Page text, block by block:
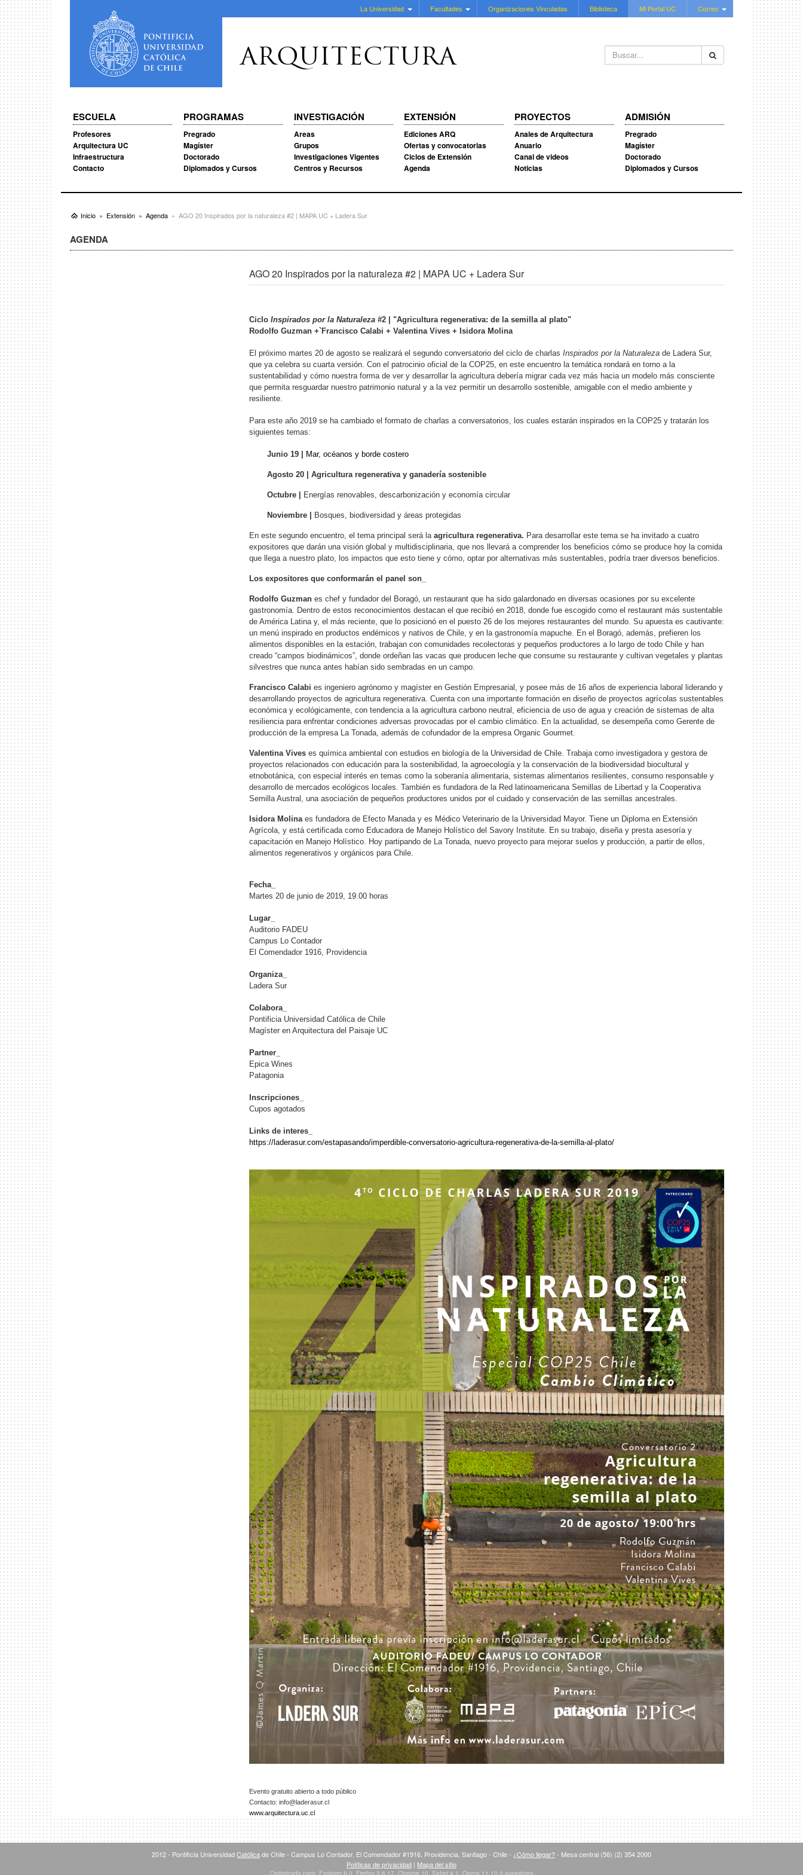
La Universidad Facultades Organizaciones Vinculadas Biblioteca Mi Portal UC Correo
Buscar...
ARQUITECTURA
ESCUELA
Profesores
Arquitectura UC
Infraestructura
Contacto
PROGRAMAS
Pregrado
Magíster
Doctorado
Diplomados y Cursos
INVESTIGACIÓN
Areas
Grupos
Investigaciones Vigentes
Centros y Recursos
EXTENSIÓN
Ediciones ARQ
Ofertas y convocatorias
Ciclos de Extensión
Agenda
PROYECTOS
Anales de Arquitectura
Anuario
Canal de videos
Noticias
ADMISIÓN
Pregrado
Magíster
Doctorado
Diplomados y Cursos
Inicio Extensión Agenda AGO 20 Inspirados por la naturaleza #2 | MAPA UC + Ladera Sur
AGENDA
AGO 20 Inspirados por la naturaleza #2 | MAPA UC + Ladera Sur
Ciclo Inspirados por la Naturaleza #2 | "Agricultura regenerativa: de la semilla al plato"
Rodolfo Guzman +`Francisco Calabi + Valentina Vives + Isidora Molina
El próximo martes 20 de agosto se realizará el segundo conversatorio del ciclo de charlas Inspirados por la Naturaleza de Ladera Sur,
que ya celebra su cuarta versión. Con el patrocinio oficial de la COP25, en este encuentro la temática rondará en torno a la
sustentabilidad y cómo nuestra forma de ver y desarrollar la agricultura debería migrar cada vez más hacia un modelo más consciente
que permita resguardar nuestro patrimonio natural y a la vez permitir un desarrollo sostenible, amigable con el medio ambiente y
resiliente.
Para este año 2019 se ha cambiado el formato de charlas a conversatorios, los cuales estarán inspirados en la COP25 y tratarán los
siguientes temas:
Junio 19 | Mar, océanos y borde costero
Agosto 20 | Agricultura regenerativa y ganadería sostenible
Octubre | Energías renovables, descarbonización y economía circular
Noviembre | Bosques, biodiversidad y áreas protegidas
En este segundo encuentro, el tema principal será la agricultura regenerativa. Para desarrollar este tema se ha invitado a cuatro
expositores que darán una visión global y multidisciplinaria, que nos llevará a comprender los beneficios cómo se produce hoy la comida
que llega a nuestro plato, los impactos que esto tiene y cómo, optar por alternativas más sustentables, podría traer diversos beneficios.
Los expositores que conformarán el panel son_
Rodolfo Guzman es chef y fundador del Boragó, un restaurant que ha sido galardonado en diversas ocasiones por su excelente
gastronomía. Dentro de estos reconocimientos destacan el que recibió en 2018, donde fue escogido como el restaurant más sustentable
de América Latina y, el más reciente, que lo posicionó en el puesto 26 de los mejores restaurantes del mundo. Su apuesta es cautivante:
un menú inspirado en productos endémicos y nativos de Chile, y en la gastronomía mapuche. En el Boragó, además, prefieren los
alimentos disponibles en la estación, trabajan con comunidades recolectoras y pequeños productores a lo largo de todo Chile y han
creado “campos biodinámicos”, donde ordeñan las vacas que producen leche que consume su restaurante y cultivan vegetales y plantas
silvestres que nunca antes habían sido sembradas en un campo.
Francisco Calabi es ingeniero agrónomo y magíster en Gestión Empresarial, y posee más de 16 años de experiencia laboral liderando y
desarrollando proyectos de agricultura regenerativa. Cuenta con una importante formación en diseño de proyectos agrícolas sustentables
económica y ecológicamente, con tendencia a la agricultura carbono neutral, eficiencia de uso de agua y creación de sistemas de alta
resiliencia para enfrentar condiciones adversas provocadas por el cambio climático. En la actualidad, se desempeña como Gerente de
producción de la empresa La Tonada, además de cofundador de la empresa Organic Gourmet.
Valentina Vives es química ambiental con estudios en biología de la Universidad de Chile. Trabaja como investigadora y gestora de
proyectos relacionados con educación para la sostenibilidad, la agroecología y la conservación de la biodiversidad biocultural y
etnobotánica, con especial interés en temas como la soberanía alimentaria, sistemas alimentarios resilientes, consumo responsable y
desarrollo de mercados ecológicos locales. También es fundadora de la Red latinoamericana Semillas de Libertad y la Cooperativa
Semilla Austral, una asociación de pequeños productores unidos por el cuidado y conservación de las semillas ancestrales.
Isidora Molinaes fundadora de Efecto Manada y es Médico Veterinario de la Universidad Mayor. Tiene un Diploma en Extensión
Agrícola, y está certificada como Educadora de Manejo Holístico del Savory Institute. En su trabajo, diseña y presta asesoría y
capacitación en Manejo Holístico. Hoy partipando de La Tonada, nuevo proyecto para mejorar suelos y producción, a partir de ellos,
alimentos regenerativos y orgánicos para Chile.
Fecha_
Martes 20 de junio de 2019, 19.00 horas
Lugar_
Auditorio FADEU
Campus Lo Contador
El Comendador 1916, Providencia
Organiza_
Ladera Sur
Colabora_
Pontificia Universidad Católica de Chile
Magíster en Arquitectura del Paisaje UC
Partner_
Epica Wines
Patagonia
Inscripciones_
Cupos agotados
Links de interes_
https://laderasur.com/estapasando/imperdible-conversatorio-agricultura-regenerativa-de-la-semilla-al-plato/
Evento gratuito abierto a todo público
Contacto: info@laderasur.cl
www.arquitectura.uc.cl
2012 - Pontificia UniversidadCatólica de Chile - Campus Lo Contador. El Comendador #1916, Providencia. Santiago - Chile - ¿Cómo llegar?- Mesa central (56) (2) 354 2000
Políticas de privacidad | Mapa del sitio
Optimizado para: Explorer 8.0, Firefox 3.6.17, Chrome 10, Safari 4.1, Opera 11.10 ó superiores